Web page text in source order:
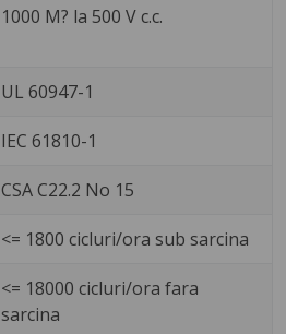
1000 M? la 500 V c.c.
UL 60947-1
IEC 61810-1
CSA C22.2 No 15
<= 1800 cicluri/ora sub sarcina
<= 18000 cicluri/ora fara
sarcina